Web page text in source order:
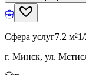
Сфера услуг7.2 м²
г. Минск, ул.